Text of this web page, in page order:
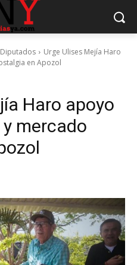
Urge Ulises Mejía Haro
en Apozol
Haro apoyo
mercado